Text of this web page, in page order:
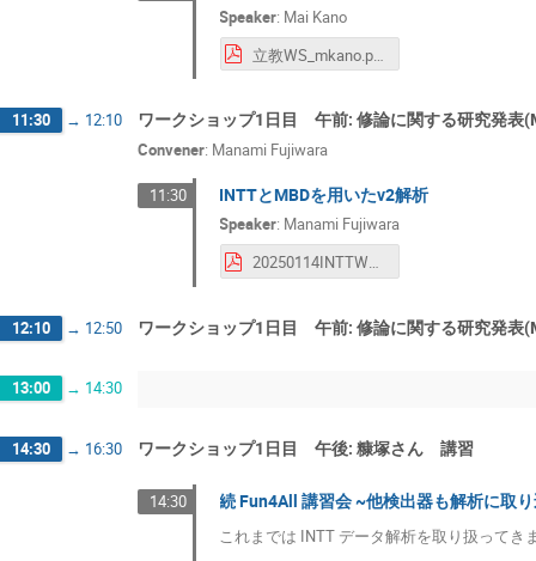
Speaker: Mai Kano
立教WS_mkano.pdf
11:30 → 12:10 ワークショップ1日目 午前: 修論に関する研究発表
Convener: Manami Fujiwara
11:30 INTTとMBDを用いたv2解析
Speaker: Manami Fujiwara
20250114INTTWorkshopJP_藤原.pdf
12:10 → 12:50 ワークショップ1日目 午前: 修論に関する研究発表
13:00 → 14:30
14:30 → 16:30 ワークショップ1日目 午後: 糠塚さん 講習
14:30 続 Fun4All 講習会 ~他検出器も解析に取
これまでは INTT データ解析を取り扱って